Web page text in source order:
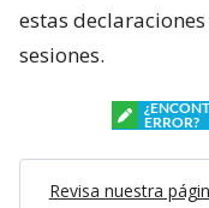
estas
sesiones.
ERROR?
Revisa nuestra